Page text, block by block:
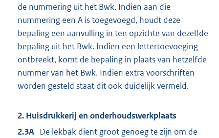
de nummering uit het Bwk. Indien aan die
nummering een A is toegevoegd, houdt deze
bepaling een aanvulling in ten opzichte van dezelfde
bepaling uit het Bwk. Indien een lettertoevoeging
ontbreekt, komt de bepaling in plaats van hetzelfde
nummer van het Bwk. Indien extra voorschriften
worden gesteld staat dit ook duidelijk vermeld.
2. Huisdrukkerij en onderhoudswerkplaats
2.3A De lekbak dient groot genoeg te zijn om de